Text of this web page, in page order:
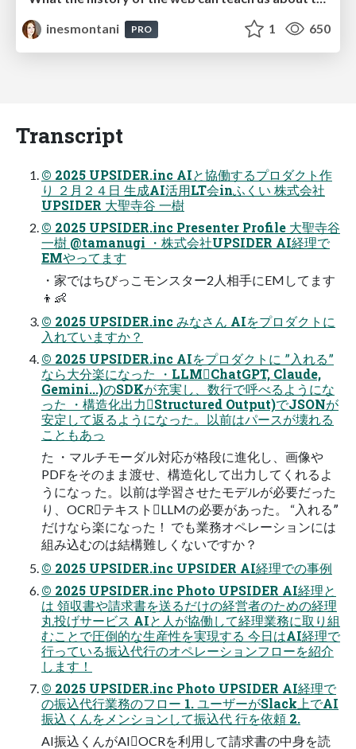
inesmontani
PRO 1 650
Transcript
© 2025 UPSIDER.inc AIと協働するプロダクト作
り ２月２４日 生成AI活用LT会inふくい 株式会社
UPSIDER 大聖寺谷 一樹
© 2025 UPSIDER.inc Presenter Profile 大聖寺谷
一樹 @tamanugi ・株式会社UPSIDER AI経理で
EMやってます
・家ではちびっこモンスター2人相手にEMしてます
👦👶
© 2025 UPSIDER.inc みなさん AIをプロダクトに
入れていますか？
© 2025 UPSIDER.inc AIをプロダクトに ˮ入れるˮ
なら大分楽になった ・LLMChatGPT, Claude,
Gemini...)のSDKが充実し、数行で呼べるようにな
った ・構造化出力Structured Output)でJSONが
安定して返るようになった。以前はパースが壊れる
こともあっ
た ・マルチモーダル対応が格段に進化し、画像や
PDFをそのまま渡せ、構造化して出力してくれるよ
うになっ た。以前は学習させたモデルが必要だった
り、OCRテキストLLMの必要があった。 “入れるˮ
だけなら楽になった！ でも業務オペレーションには
組み込むのは結構難しくないですか？
© 2025 UPSIDER.inc UPSIDER AI経理での事例
© 2025 UPSIDER.inc Photo UPSIDER AI経理と
は 領収書や請求書を送るだけの経営者のための経理
丸投げサービス AIと⼈が協働して経理業務に取り組
むことで圧倒的な⽣産性を実現する 今⽇はAI経理で
⾏っている振込代⾏のオペレーションフローを紹介
します！
© 2025 UPSIDER.inc Photo UPSIDER AI経理で
の振込代行業務のフロー 1. ユーザーがSlack上でAI
振込くんをメンションして振込代 行を依頼 2.
AI振込くんがAIOCRを利用して請求書の中身を読